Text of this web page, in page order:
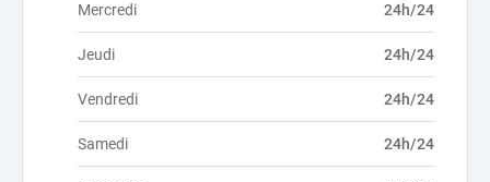
Mercredi 24h/24
Jeudi 24h/24
Vendredi 24h/24
Samedi 24h/24